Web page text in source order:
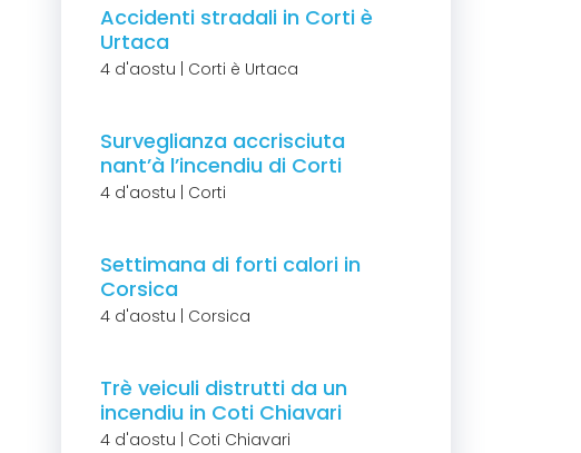
Accidenti stradali in Corti è
Urtaca
4 d'aostu | Corti è Urtaca
Surveglianza accrisciuta
nant’à l’incendiu di Corti
4 d'aostu | Corti
Settimana di forti calori in
Corsica
4 d'aostu | Corsica
Trè veiculi distrutti da un
incendiu in Coti Chiavari
4 d'aostu | Coti Chiavari